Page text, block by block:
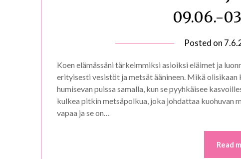
09.06.-
Posted on
Koen elämässäni tärkeimmiksi asioiksi eläimet ja
erityisesti vesistöt ja metsät äänineen. Mikä olisikaan
humisevan puissa samalla, kun se pyyhkäisee
kulkea pitkin metsäpolkua, joka johdattaa kuohuvan
vapaa ja se on…
Read